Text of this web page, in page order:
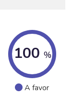
100 %
A favor